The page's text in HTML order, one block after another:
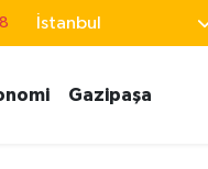
İstanbul
Gazipaşa